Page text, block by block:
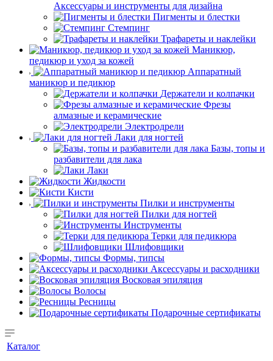
Аксессуары и инструменты для дизайна
Пигменты и блестки
Стемпинг
Трафареты и наклейки
Маникюр,
педикюр и уход за кожей
Аппаратный
маникюр и педикюр
Держатели и колпачки
Фрезы
алмазные и керамические
Электродрели
Лаки для ногтей
Базы, топы и
разбавители для лака
Лаки
Жидкости
Кисти
Пилки и инструменты
Пилки для ногтей
Инструменты
Терки для педикюра
Шлифовщики
Формы, типсы
Аксессуары и расходники
Восковая эпиляция
Волосы
Ресницы
Подарочные сертификаты
Каталог